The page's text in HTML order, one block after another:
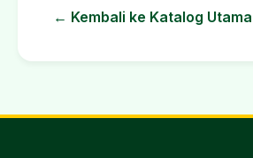
← Kembali ke Katalog Utama